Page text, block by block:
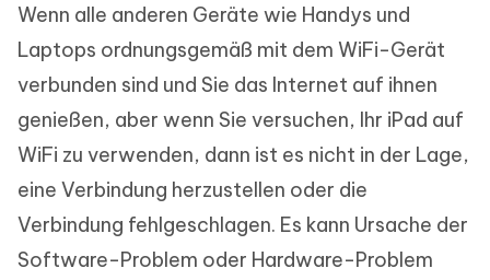
Wenn alle anderen Geräte wie Handys und
Laptops ordnungsgemäß mit dem WiFi-Gerät
verbunden sind und Sie das Internet auf ihnen
genießen, aber wenn Sie versuchen, Ihr iPad auf
WiFi zu verwenden, dann ist es nicht in der Lage,
eine Verbindung herzustellen oder die
Verbindung fehlgeschlagen. Es kann Ursache der
Software-Problem oder Hardware-Problem